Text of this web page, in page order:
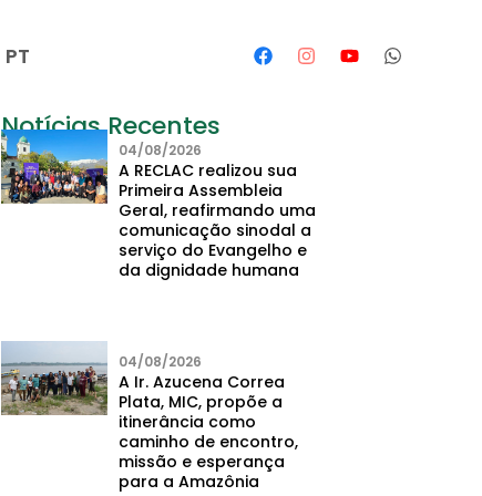
PT
Notícias Recentes
04/08/2026
A RECLAC realizou sua
Primeira Assembleia
Geral, reafirmando uma
comunicação sinodal a
serviço do Evangelho e
da dignidade humana
04/08/2026
A Ir. Azucena Correa
Plata, MIC, propõe a
itinerância como
caminho de encontro,
missão e esperança
para a Amazônia